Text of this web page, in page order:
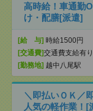
高時給！車通勤
け・配膳[派遣]
[給 与] 時給1500円
[交通費]交通費支給有り
[勤務地] 越中八尾駅
＼即払いＯＫ／
人気の軽作業！[